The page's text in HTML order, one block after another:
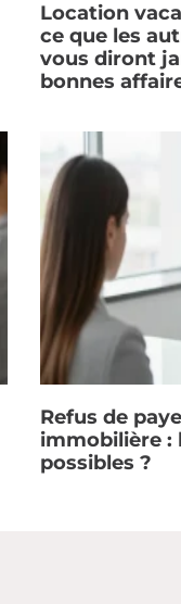
Location
ce que les
vous diront
bonnes
Refus de
immobilière :
possibles ?